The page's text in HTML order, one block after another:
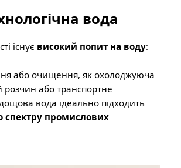
вода
існує високий попит на воду:
або очищення, як охолоджуюча
розчин або транспортне
вода ідеально підходить
спектру промислових